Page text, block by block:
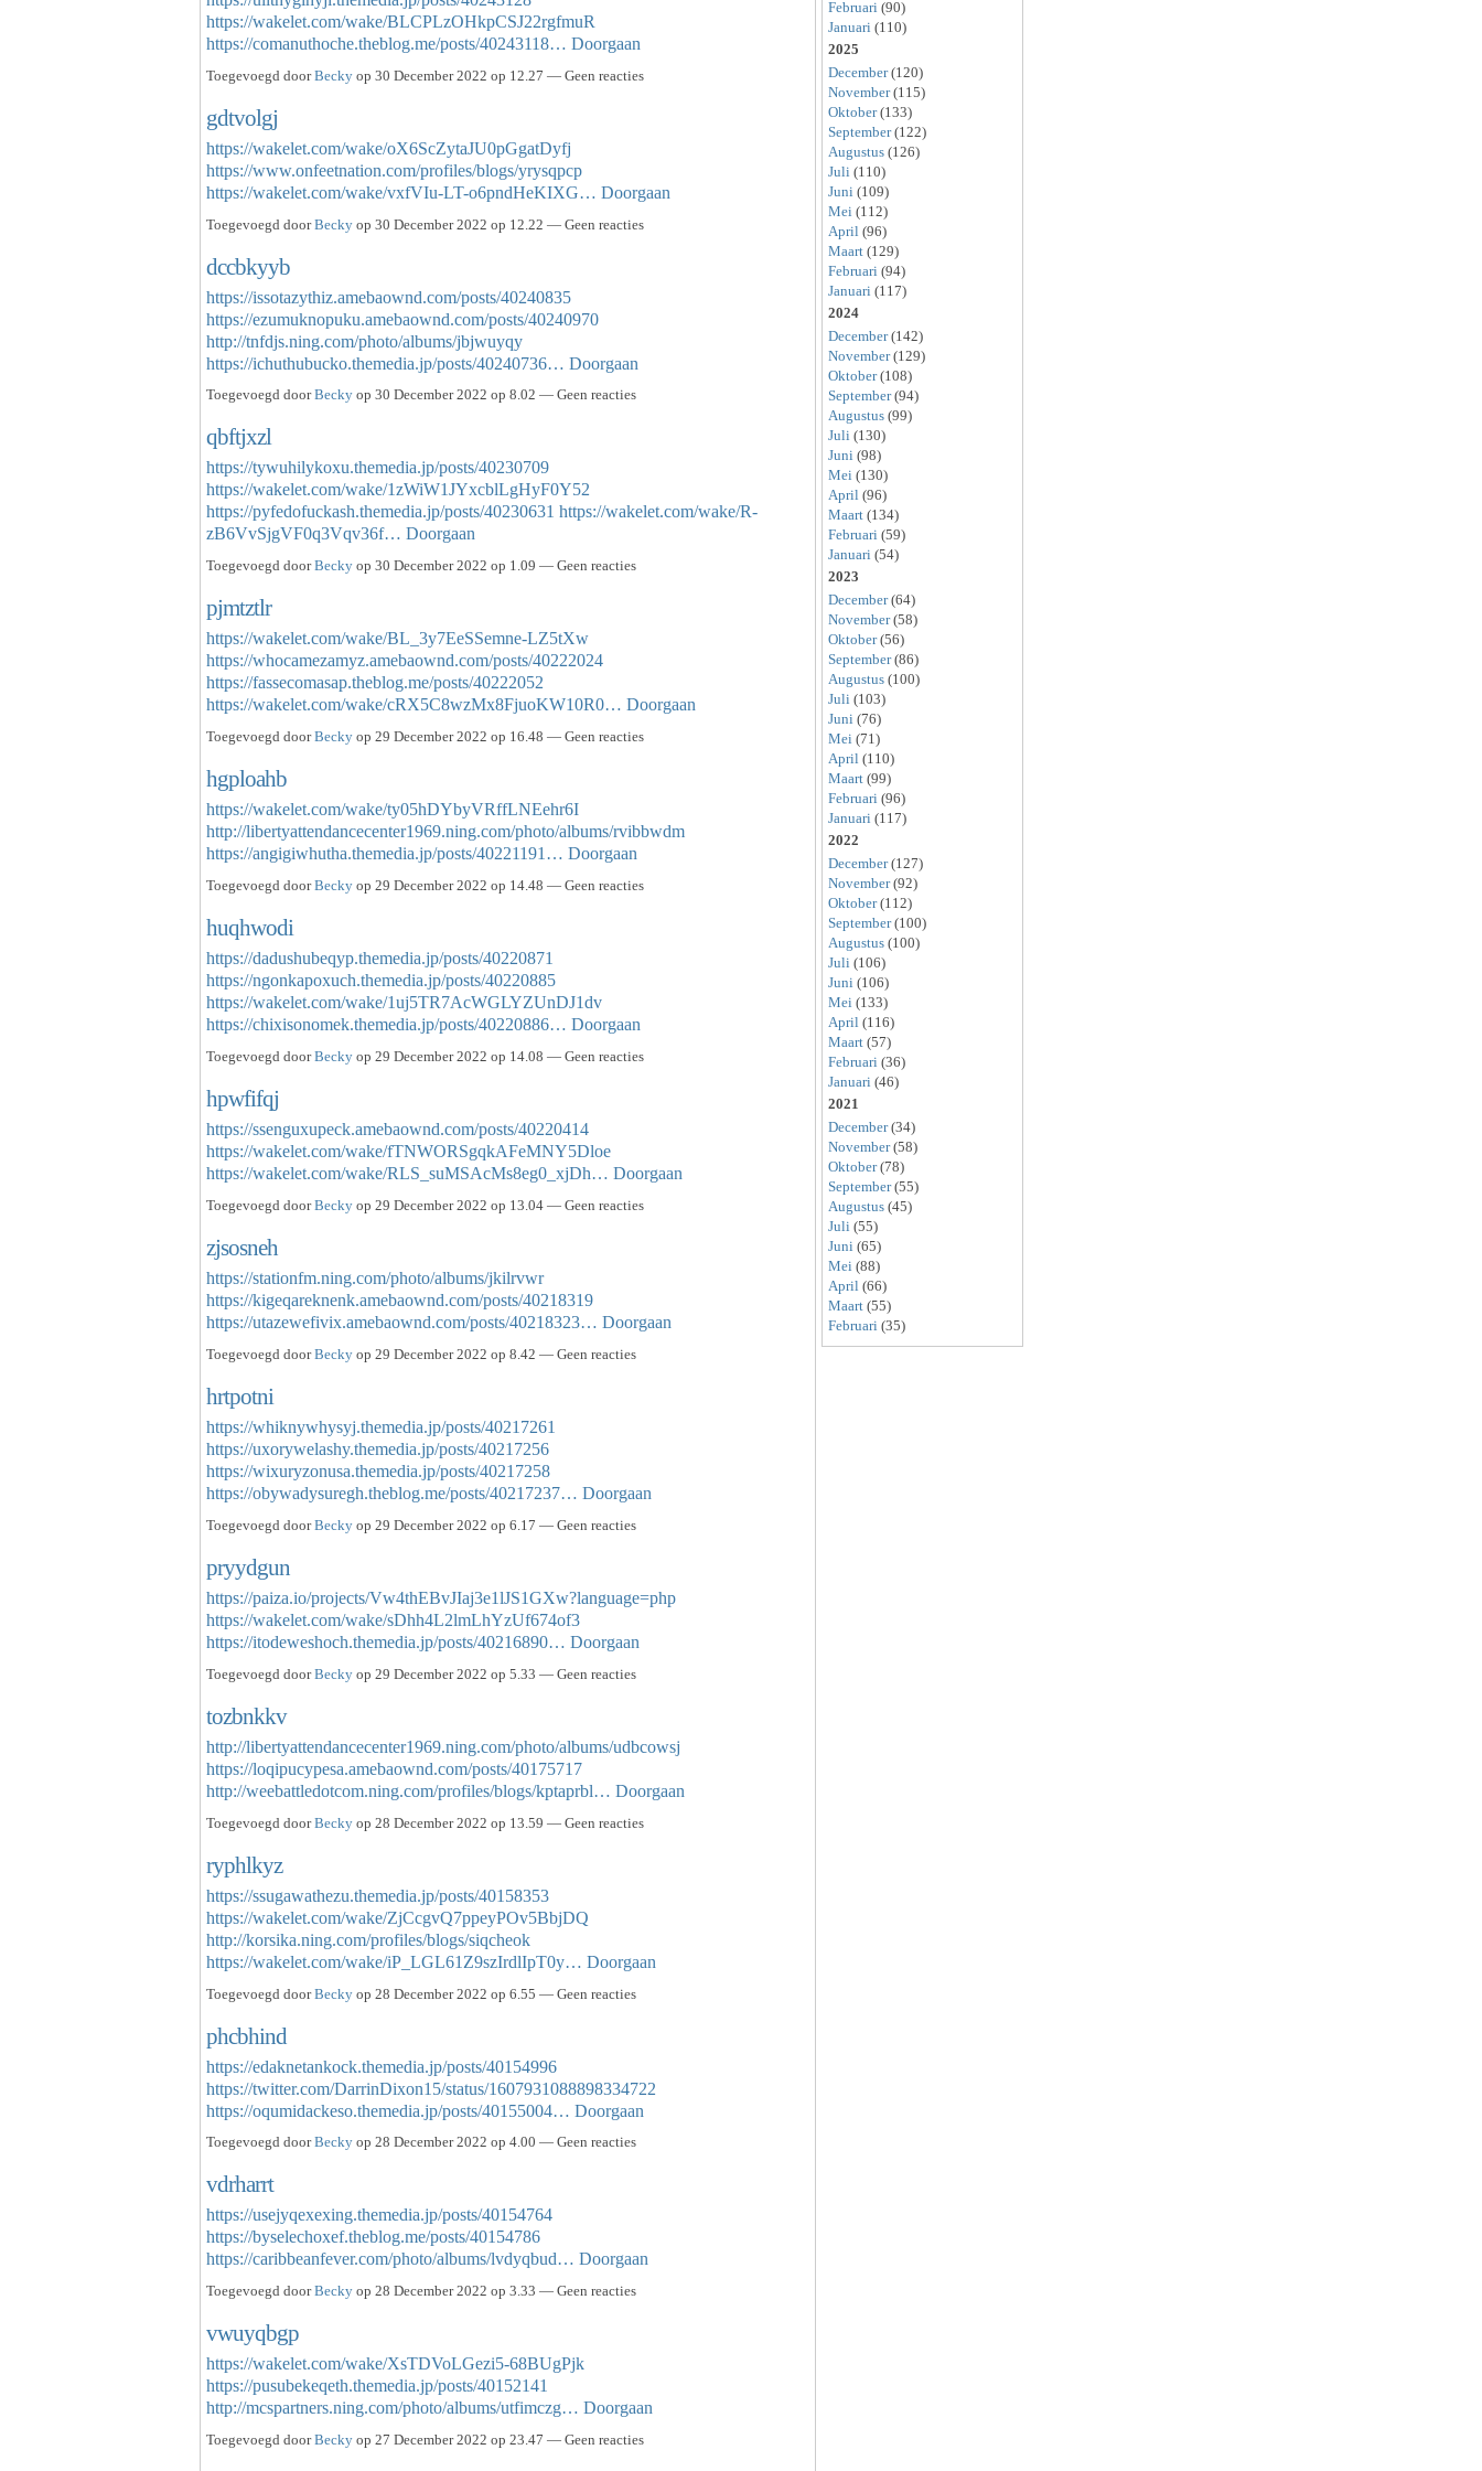
https://wakelet.com/wake/BLCPLzOHkpCSJ22rgfmuR
https://comanuthoche.theblog.me/posts/40243118… Doorgaan
Toegevoegd doorBecky op 30 December 2022 op 12.27 — Geen reacties
gdtvolgj
https://wakelet.com/wake/oX6ScZytaJU0pGgatDyfj
https://www.onfeetnation.com/profiles/blogs/yrysqpcp
https://wakelet.com/wake/vxfVIu-LT-o6pndHeKIXG… Doorgaan
Toegevoegd doorBecky op 30 December 2022 op 12.22 — Geen reacties
dccbkyyb
https://issotazythiz.amebaownd.com/posts/40240835
https://ezumuknopuku.amebaownd.com/posts/40240970
http://tnfdjs.ning.com/photo/albums/jbjwuyqy
https://ichuthubucko.themedia.jp/posts/40240736… Doorgaan
Toegevoegd doorBecky op 30 December 2022 op 8.02 — Geen reacties
qbftjxzl
https://tywuhilykoxu.themedia.jp/posts/40230709
https://wakelet.com/wake/1zWiW1JYxcblLgHyF0Y52
https://pyfedofuckash.themedia.jp/posts/40230631 https://wakelet.com/wake/R-
zB6VvSjgVF0q3Vqv36f… Doorgaan
Toegevoegd doorBecky op 30 December 2022 op 1.09 — Geen reacties
pjmtztlr
https://wakelet.com/wake/BL_3y7EeSSemne-LZ5tXw
https://whocamezamyz.amebaownd.com/posts/40222024
https://fassecomasap.theblog.me/posts/40222052
https://wakelet.com/wake/cRX5C8wzMx8FjuoKW10R0… Doorgaan
Toegevoegd doorBecky op 29 December 2022 op 16.48 — Geen reacties
hgploahb
https://wakelet.com/wake/ty05hDYbyVRffLNEehr6I
http://libertyattendancecenter1969.ning.com/photo/albums/rvibbwdm
https://angigiwhutha.themedia.jp/posts/40221191… Doorgaan
Toegevoegd doorBecky op 29 December 2022 op 14.48 — Geen reacties
huqhwodi
https://dadushubeqyp.themedia.jp/posts/40220871
https://ngonkapoxuch.themedia.jp/posts/40220885
https://wakelet.com/wake/1uj5TR7AcWGLYZUnDJ1dv
https://chixisonomek.themedia.jp/posts/40220886… Doorgaan
Toegevoegd doorBecky op 29 December 2022 op 14.08 — Geen reacties
hpwfifqj
https://ssenguxupeck.amebaownd.com/posts/40220414
https://wakelet.com/wake/fTNWORSgqkAFeMNY5Dloe
https://wakelet.com/wake/RLS_suMSAcMs8eg0_xjDh… Doorgaan
Toegevoegd doorBecky op 29 December 2022 op 13.04 — Geen reacties
zjsosneh
https://stationfm.ning.com/photo/albums/jkilrvwr
https://kigeqareknenk.amebaownd.com/posts/40218319
https://utazewefivix.amebaownd.com/posts/40218323… Doorgaan
Toegevoegd doorBecky op 29 December 2022 op 8.42 — Geen reacties
hrtpotni
https://whiknywhysyj.themedia.jp/posts/40217261
https://uxorywelashy.themedia.jp/posts/40217256
https://wixuryzonusa.themedia.jp/posts/40217258
https://obywadysuregh.theblog.me/posts/40217237… Doorgaan
Toegevoegd doorBecky op 29 December 2022 op 6.17 — Geen reacties
pryydgun
https://paiza.io/projects/Vw4thEBvJIaj3e1lJS1GXw?language=php
https://wakelet.com/wake/sDhh4L2lmLhYzUf674of3
https://itodeweshoch.themedia.jp/posts/40216890… Doorgaan
Toegevoegd doorBecky op 29 December 2022 op 5.33 — Geen reacties
tozbnkkv
http://libertyattendancecenter1969.ning.com/photo/albums/udbcowsj
https://loqipucypesa.amebaownd.com/posts/40175717
http://weebattledotcom.ning.com/profiles/blogs/kptaprbl… Doorgaan
Toegevoegd doorBecky op 28 December 2022 op 13.59 — Geen reacties
ryphlkyz
https://ssugawathezu.themedia.jp/posts/40158353
https://wakelet.com/wake/ZjCcgvQ7ppeyPOv5BbjDQ
http://korsika.ning.com/profiles/blogs/siqcheok
https://wakelet.com/wake/iP_LGL61Z9szIrdlIpT0y… Doorgaan
Toegevoegd doorBecky op 28 December 2022 op 6.55 — Geen reacties
phcbhind
https://edaknetankock.themedia.jp/posts/40154996
https://twitter.com/DarrinDixon15/status/1607931088898334722
https://oqumidackeso.themedia.jp/posts/40155004… Doorgaan
Toegevoegd doorBecky op 28 December 2022 op 4.00 — Geen reacties
vdrharrt
https://usejyqexexing.themedia.jp/posts/40154764
https://byselechoxef.theblog.me/posts/40154786
https://caribbeanfever.com/photo/albums/lvdyqbud… Doorgaan
Toegevoegd doorBecky op 28 December 2022 op 3.33 — Geen reacties
vwuyqbgp
https://wakelet.com/wake/XsTDVoLGezi5-68BUgPjk
https://pusubekeqeth.themedia.jp/posts/40152141
http://mcspartners.ning.com/photo/albums/utfimczg… Doorgaan
Toegevoegd doorBecky op 27 December 2022 op 23.47 — Geen reacties
Februari (90)
Januari (110)
2025
December(120)
November(115)
Oktober(133)
September(122)
Augustus (126)
Juli (110)
Juni (109)
Mei (112)
April (96)
Maart (129)
Februari (94)
Januari (117)
2024
December(142)
November(129)
Oktober(108)
September(94)
Augustus (99)
Juli (130)
Juni (98)
Mei (130)
April (96)
Maart (134)
Februari (59)
Januari (54)
2023
December(64)
November(58)
Oktober(56)
September(86)
Augustus (100)
Juli (103)
Juni (76)
Mei (71)
April (110)
Maart (99)
Februari (96)
Januari (117)
2022
December(127)
November(92)
Oktober(112)
September(100)
Augustus (100)
Juli (106)
Juni (106)
Mei (133)
April (116)
Maart (57)
Februari (36)
Januari (46)
2021
December(34)
November(58)
Oktober(78)
September(55)
Augustus (45)
Juli (55)
Juni (65)
Mei (88)
April (66)
Maart (55)
Februari (35)